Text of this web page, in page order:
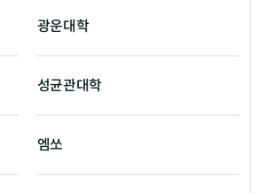
광운대학
성균관대학
엠쏘